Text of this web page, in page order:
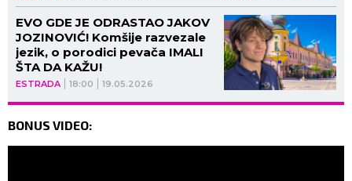
ESTRADA 18:00 19.05.2026
EVO GDE JE ODRASTAO JAKOV
JOZINOVIĆ! Komšije razvezale
jezik, o porodici pevača IMALI
ŠTA DA KAŽU!
BONUS VIDEO: